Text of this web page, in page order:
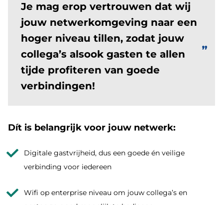
Je mag erop vertrouwen dat wij
jouw netwerkomgeving naar een
hoger niveau tillen, zodat jouw
collega’s alsook gasten te allen
tijde profiteren van goede
verbindingen!
Dít is belangrijk voor jouw netwerk:
Digitale gastvrijheid, dus een goede én veilige
verbinding voor iedereen
Wifi op enterprise niveau om jouw collega’s en